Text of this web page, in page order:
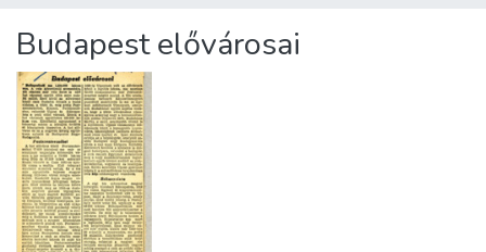
Statistics
About us
Budapest elővárosai